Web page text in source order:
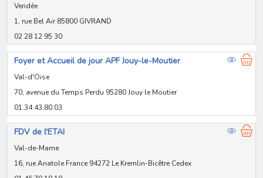
Vendée
1, rue Bel Air 85800 GIVRAND
02 28 12 95 30
Foyer et Accueil de jour APF Jouy-le-Moutier
Val-d'Oise
70, avenue du Temps Perdu 95280 Jouy le Moutier
01.34.43.80.03
FDV de l'ETAI
Val-de-Marne
16, rue Anatole France 94272 Le Kremlin-Bicêtre Cedex